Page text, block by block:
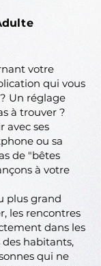
votre
qui vous
Un réglage
à trouver ?
avec ses
ou sa
de "bêtes
à votre
plus grand
les rencontres
dans les
des habitants,
qui ne